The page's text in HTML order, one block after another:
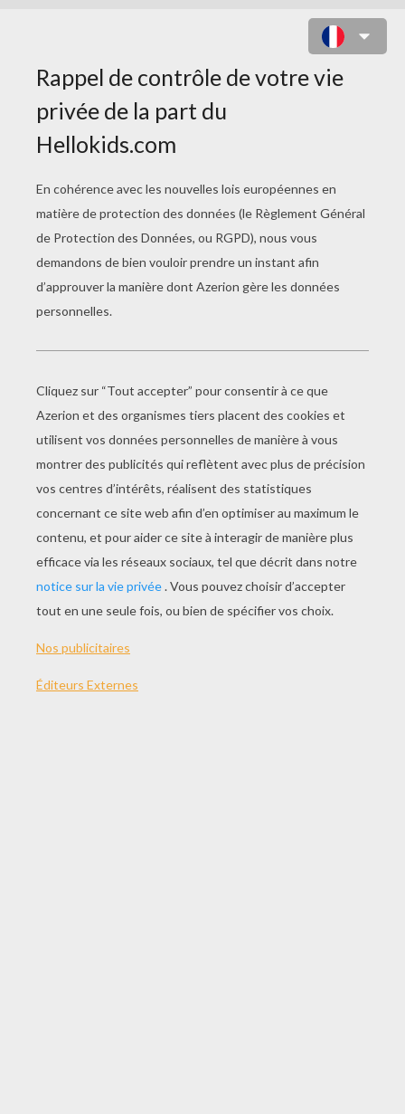
FÊTE DES PÈRES